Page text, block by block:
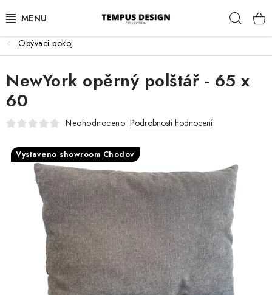
na
OBÝVACÍ POKOJ
KUCHYNĚ A JÍDELNA
DĚTSKÝ POKOJ
PRACOVNA
ZAHRADA
DOPLŇKY
Obývací pokoj
NewYork opěrný polštář - 65 x
60
Neohodnoceno Podrobnosti hodnocení
Vystaveno showroom Chodov